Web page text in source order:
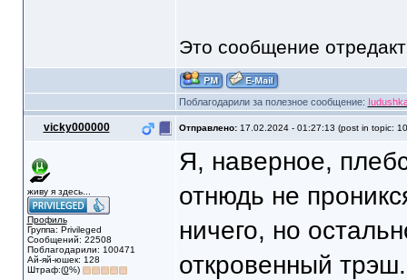
Это сообщение
Поблагодарили за полезное сообщение:
vicky000000 Отправлено: 17.02.2024 - 01:27:13 (post in topic:
живу я здесь...
Профиль
Группа: Privileged
Сообщений: 22508
Поблагодарили: 100471
Ай-яй-юшек: 128
Штраф:(0%)
Я, наверное,
отнюдь не
ничего, но
откровенный